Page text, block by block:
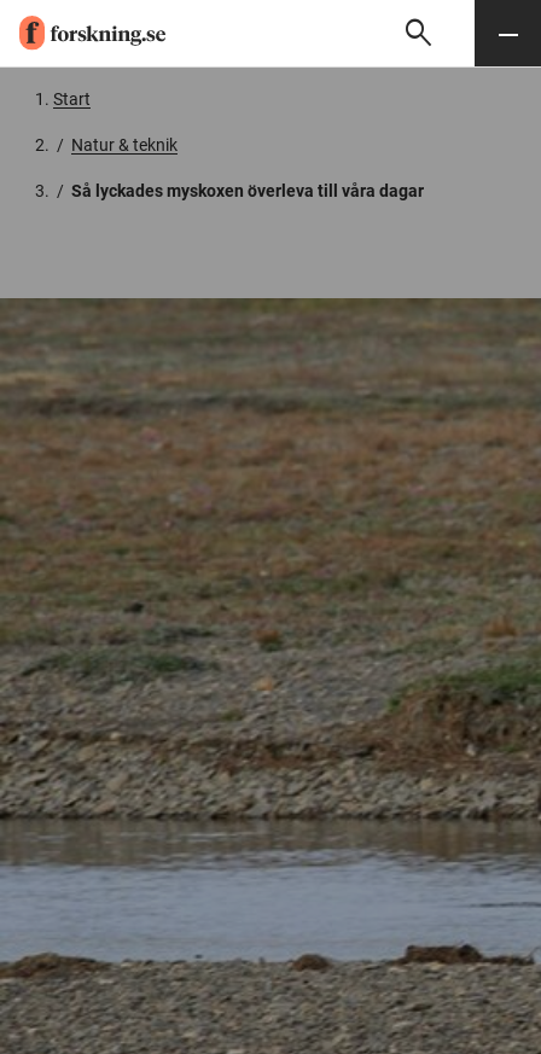
Söksearch Meny
Start
/ Natur & teknik
/ Så lyckades myskoxen överleva till våra dagar